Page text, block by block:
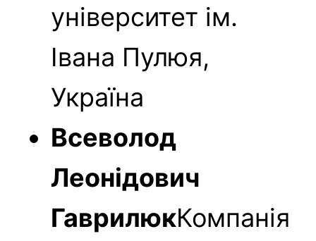
університет ім.
Івана Пулюя,
Україна
Всеволод
Леонідович
ГаврилюкКомпанія